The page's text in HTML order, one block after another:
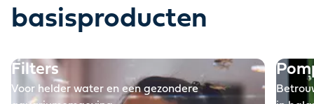
basisproducten
Filters
Voor helder water en een gezondere